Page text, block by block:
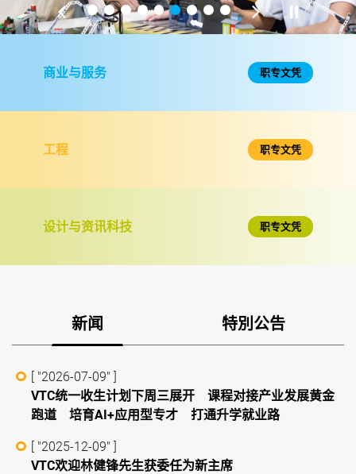
1 2 3 4 5 6 7 8 9
商业与服务 职专文凭
工程 职专文凭
设计与资讯科技 职专文凭
新闻 特別公告
[ "2026-07-09" ]
VTC统一收生计划下周三展开 课程对接产业发展黄金
跑道 培育AI+应用型专才 打通升学就业路
[ "2025-12-09" ]
VTC欢迎林健锋先生获委任为新主席